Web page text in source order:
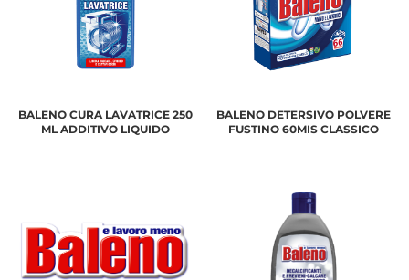
BALENO CURA LAVATRICE 250
ML ADDITIVO LIQUIDO
BALENO DETERSIVO POLVERE
FUSTINO 60MIS CLASSICO